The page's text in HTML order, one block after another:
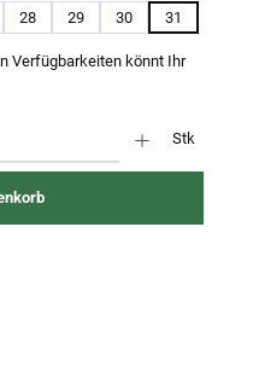
28 29 30 31
Verfügbarkeiten könnt Ihr
Stk